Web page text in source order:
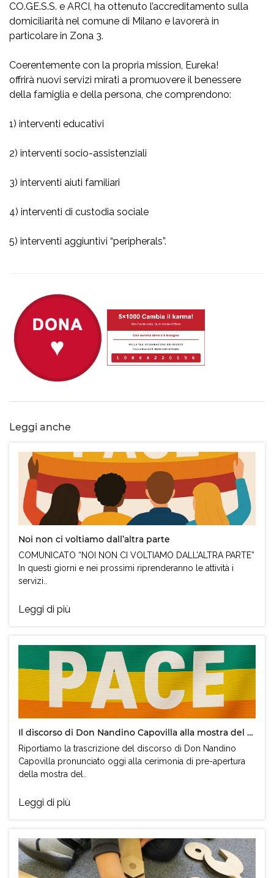
CO.GE.S.S. e ARCI, ha ottenuto l’accreditamento sulla
domiciliarità nel comune di Milano e lavorerà in
particolare in Zona 3.
Coerentemente con la propria mission, Eureka!
offrirà nuovi servizi mirati a promuovere il benessere
della famiglia e della persona, che comprendono:
1) interventi educativi
2) interventi socio-assistenziali
3) interventi aiuti familiari
4) interventi di custodia sociale
5) interventi aggiuntivi “peripherals”.
Leggi anche
Noi non ci voltiamo dall’altra parte
COMUNICATO “NOI NON CI VOLTIAMO DALL’ALTRA PARTE”
In questi giorni e nei prossimi riprenderanno le attività i
servizi..
Leggi di più
Il discorso di Don Nandino Capovilla alla mostra del cinema di Venezia
Riportiamo la trascrizione del discorso di Don Nandino
Capovilla pronunciato oggi alla cerimonia di pre-apertura
della mostra del..
Leggi di più